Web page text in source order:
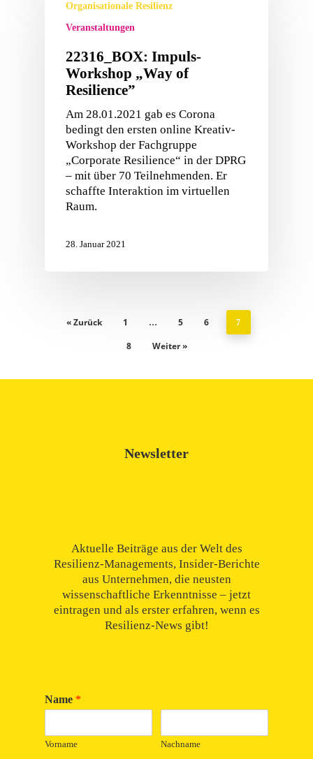
Organisationale Resilienz
Veranstaltungen
22316_BOX: Impuls-
Workshop „Way of
Resilience”
Am 28.01.2021 gab es Corona
bedingt den ersten online Kreativ-
Workshop der Fachgruppe
„Corporate Resilience“ in der DPRG
– mit über 70 Teilnehmenden. Er
schaffte Interaktion im virtuellen
Raum.
28. Januar 2021
« Zurück 1 … 5 6 7
8 Weiter »
Newsletter
Aktuelle Beiträge aus der Welt des
Resilienz-Managements, Insider-Berichte
aus Unternehmen, die neusten
wissenschaftliche Erkenntnisse – jetzt
eintragen und als erster erfahren, wenn es
Resilienz-News gibt!
Name *
Vorname Nachname